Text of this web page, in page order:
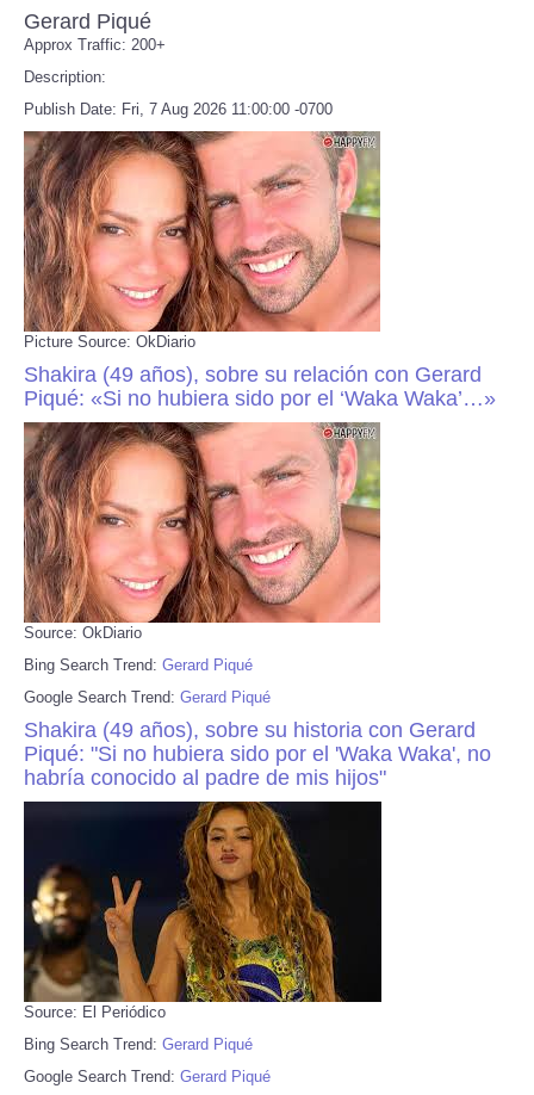
Gerard Piqué
Approx Traffic: 200+
Description:
Publish Date: Fri, 7 Aug 2026 11:00:00 -0700
Picture Source: OkDiario
Shakira (49 años), sobre su relación con Gerard
Piqué: «Si no hubiera sido por el ‘Waka Waka’…»
Source: OkDiario
Bing Search Trend: Gerard Piqué
Google Search Trend: Gerard Piqué
Shakira (49 años), sobre su historia con Gerard
Piqué: "Si no hubiera sido por el 'Waka Waka', no
habría conocido al padre de mis hijos"
Source: El Periódico
Bing Search Trend: Gerard Piqué
Google Search Trend: Gerard Piqué